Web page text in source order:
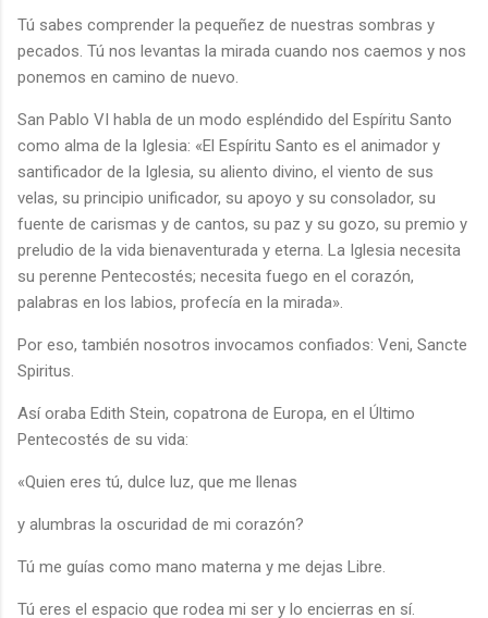
Tú sabes comprender la pequeñez de nuestras sombras y
pecados. Tú nos levantas la mirada cuando nos caemos y nos
ponemos en camino de nuevo.
San Pablo VI habla de un modo espléndido del Espíritu Santo
como alma de la Iglesia: «El Espíritu Santo es el animador y
santificador de la Iglesia, su aliento divino, el viento de sus
velas, su principio unificador, su apoyo y su consolador, su
fuente de carismas y de cantos, su paz y su gozo, su premio y
preludio de la vida bienaventurada y eterna. La Iglesia necesita
su perenne Pentecostés; necesita fuego en el corazón,
palabras en los labios, profecía en la mirada».
Por eso, también nosotros invocamos confiados: Veni, Sancte
Spiritus.
Así oraba Edith Stein, copatrona de Europa, en el Último
Pentecostés de su vida:
«Quien eres tú, dulce luz, que me llenas
y alumbras la oscuridad de mi corazón?
Tú me guías como mano materna y me dejas Libre.
Tú eres el espacio que rodea mi ser y lo encierras en sí.